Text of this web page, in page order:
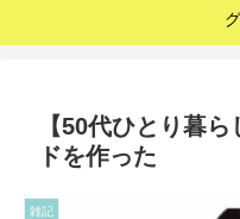
【50代ひとり暮
ドを作った
雑記